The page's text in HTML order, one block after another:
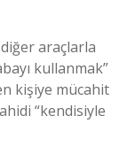
araçlarla
kullanmak”
kişiye mücahit
“kendisiyle